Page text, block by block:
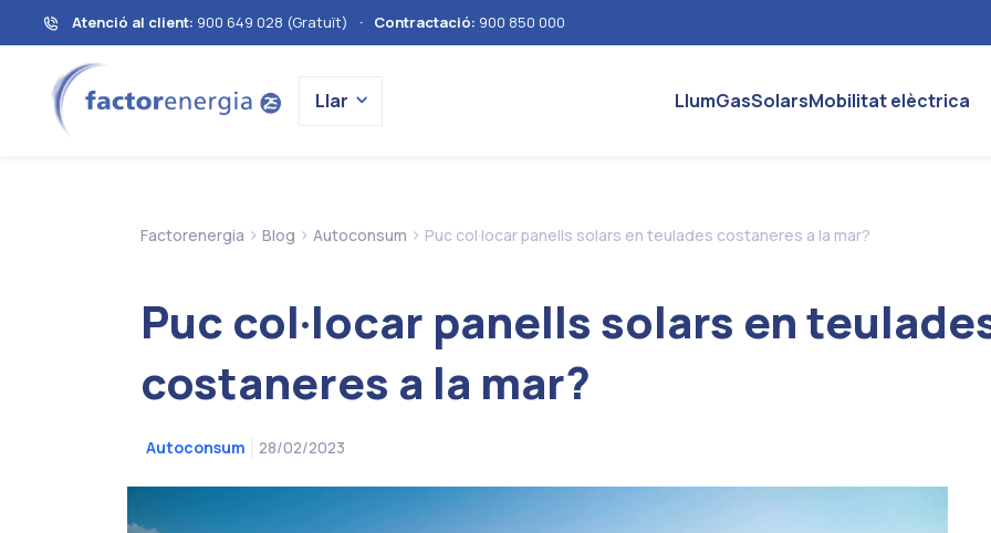
Atenció al client: 900 649 028 (Gratuït) · Contractació: 900 850 000
Llar LlumGasSolarsMobilitat elèctrica
Factorenergia > Blog > Autoconsum > Puc col·locar panells solars en teulades costaneres a la mar?
Puc col·locar panells solars en
costaneres a la mar?
Autoconsum 28/02/2023